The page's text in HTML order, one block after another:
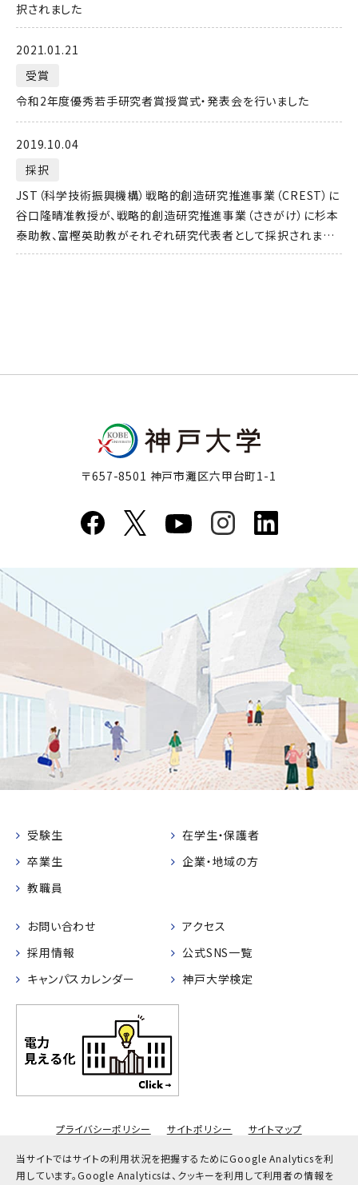
当サイトではサイトの利用状況を把握するためにGoogle Analyticsを利
用しています。Google Analyticsは、クッキーを利用して利用者の情報を
択されました
2021.01.21
受賞
令和2年度優秀若手研究者賞授賞式・発表会を行いました
2019.10.04
採択
JST（科学技術振興機構）戦略的創造研究推進事業（CREST）に
谷口隆晴准教授が、戦略的創造研究推進事業（さきがけ）に杉本
泰助教、富樫英助教がそれぞれ研究代表者として採択されまし
た
〒657-8501 神戸市灘区六甲台町1-1
受験生
在学生・保護者
卒業生
企業・地域の方
教職員
お問い合わせ
アクセス
採用情報
公式SNS一覧
キャンパスカレンダー
神戸大学検定
プライバシーポリシー サイトポリシー サイトマップ
© Kobe University